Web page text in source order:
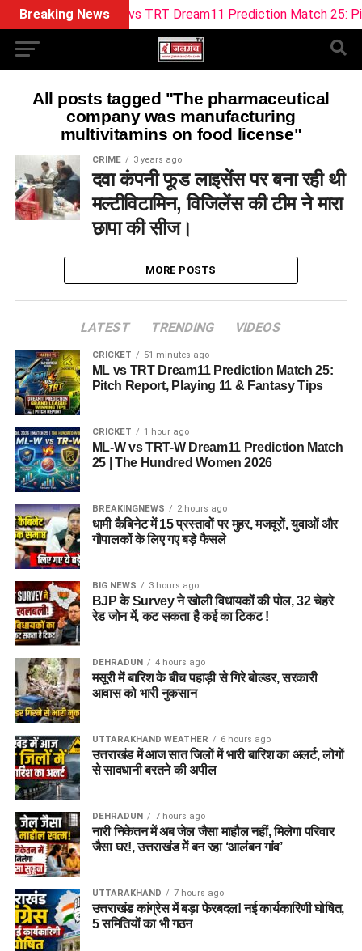
Breaking NewsML vs TRT Dream11 Prediction Match 25:
All posts tagged "The pharmaceutical
company was manufacturing
multivitamins on food license"
CRIME 3 years ago
दवा कंपनी फूड लाइसेंस पर बना रही थी
मल्टीविटामिन, विजिलेंस की टीम ने मारा
छापा की सीज।
MORE POSTS
LATEST TRENDING VIDEOS
CRICKET 51 minutes ago
ML vs TRT Dream11 Prediction Match 25:
Pitch Report, Playing 11 & Fantasy Tips
CRICKET 1 hour ago
ML-W vs TRT-W Dream11 Prediction Match
25 | The Hundred Women 2026
BREAKINGNEWS 2 hours ago
धामी कैबिनेट में 15 प्रस्तावों पर मुहर, मजदूरों, युवाओं और
गौपालकों के लिए गए बड़े फैसले
BIG NEWS 3 hours ago
BJP के Survey ने खोली विधायकों की पोल, 32 चेहरे
रेड जोन में, कट सकता है कई का टिकट !
DEHRADUN 4 hours ago
मसूरी में बारिश के बीच पहाड़ी से गिरे बोल्डर, सरकारी
आवास को भारी नुकसान
UTTARAKHAND WEATHER 6 hours ago
उत्तराखंड में आज सात जिलों में भारी बारिश का अलर्ट, लोगों
से सावधानी बरतने की अपील
DEHRADUN 7 hours ago
नारी निकेतन में अब जेल जैसा माहौल नहीं, मिलेगा परिवार
जैसा घर!, उत्तराखंड में बन रहा ‘आलंबन गांव’
UTTARAKHAND 7 hours ago
उत्तराखंड कांग्रेस में बड़ा फेरबदल! नई कार्यकारिणी घोषित,
5 समितियों का भी गठन